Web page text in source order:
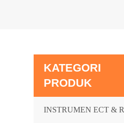
KATEGORI
PRODUK
INSTRUMEN ECT &